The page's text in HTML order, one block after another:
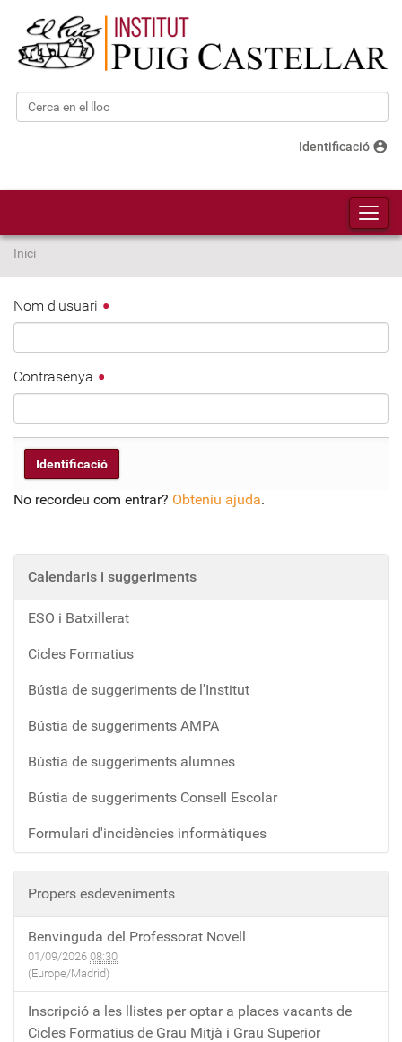
Cerca
Identificació account_circle
Inici
Nom d'usuari
Contrasenya
No recordeu com entrar? Obteniu ajuda.
Calendaris i suggeriments
ESO i Batxillerat
Cicles Formatius
Bústia de suggeriments de l'Institut
Bústia de suggeriments AMPA
Bústia de suggeriments alumnes
Bústia de suggeriments Consell Escolar
Formulari d'incidències informàtiques
Propers esdeveniments
Benvinguda del Professorat Novell
01/09/2026 08:30
(Europe/Madrid)
Inscripció a les llistes per optar a places vacants de
Cicles Formatius de Grau Mitjà i Grau Superior